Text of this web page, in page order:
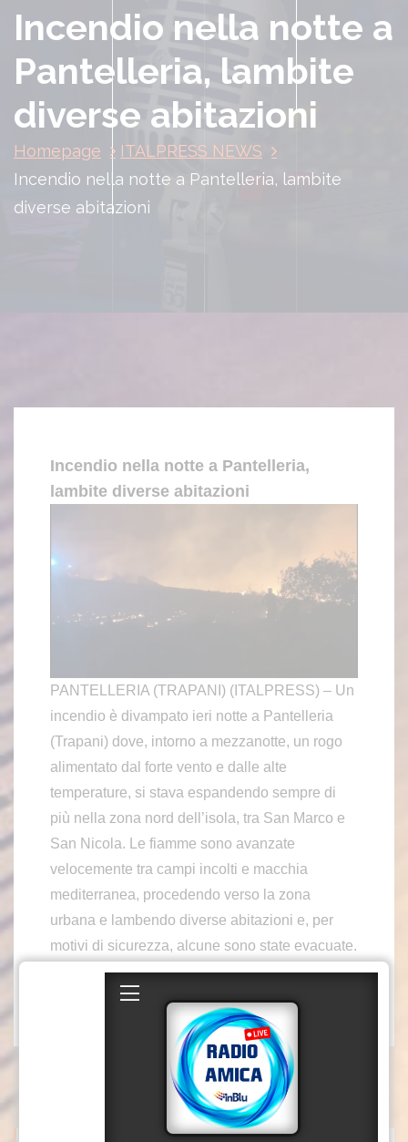
Incendio nella notte a
Pantelleria, lambite
diverse abitazioni
Homepage
ITALPRESS NEWS
Incendio nella notte a Pantelleria, lambite
diverse abitazioni
Incendio nella notte a Pantelleria,
lambite diverse abitazioni
PANTELLERIA (TRAPANI) (ITALPRESS) – Un
incendio è divampato ieri notte a Pantelleria
(Trapani) dove, intorno a mezzanotte, un rogo
alimentato dal forte vento e dalle alte
temperature, si stava espandendo sempre di
più nella zona nord dell’isola, tra San Marco e
San Nicola. Le fiamme sono avanzate
velocemente tra campi incolti e macchia
mediterranea, procedendo verso la zona
urbana e lambendo diverse abitazioni e, per
motivi di sicurezza, alcune sono state evacuate.
col3/mca2
Fonte video: Vigili del Fuoco